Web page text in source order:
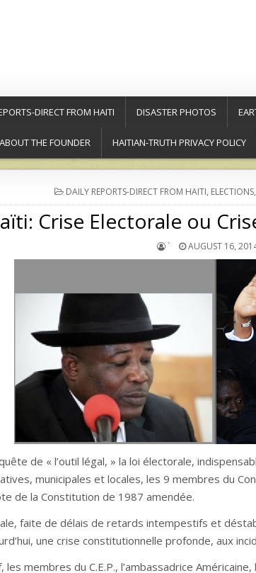
DIRECT FROM HAITI DISASTER PHOTOS
ABOUT THE FOUNDER HAITIAN-TRUTH PRIVACY POLICY
POSTED
IN
DAILY REPORTS-DIRECT FROM HAITI, ELECTIONS,
Crise Electorale ou
` AUGUST 16,
de « l’outil légal, » la loi électorale,
municipales et locales, les 9 membres du
de la Constitution de 1987 amendée.
faite de délais de retards intempestifs et
une crise constitutionnelle profonde, aux
les membres du C.E.P., l’ambassadrice